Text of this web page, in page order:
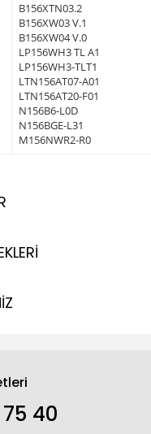
B156XTN03.2
B156XW03 V.1
B156XW04 V.0
LP156WH3 TL A1
LP156WH3-TLT1
LTN156AT07-A01
LTN156AT20-F01
N156B6-L0D
N156BGE-L31
M156NWR2-R0
40